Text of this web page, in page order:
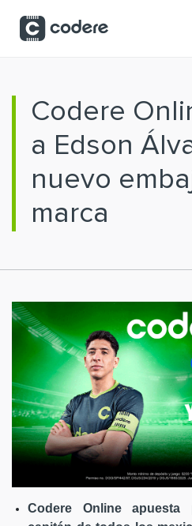
Codere
a Edson
nuevo
marca
Codere Online